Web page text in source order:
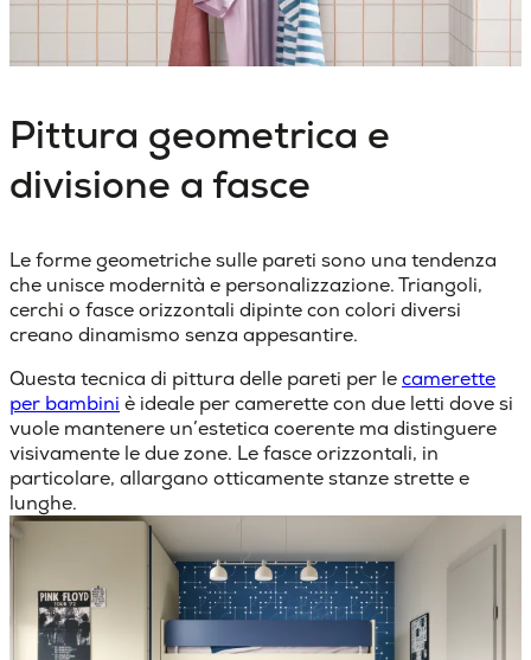
Pittura geometrica e
divisione a fasce
Le forme geometriche sulle pareti sono una tendenza
che unisce modernità e personalizzazione. Triangoli,
cerchi o fasce orizzontali dipinte con colori diversi
creano dinamismo senza appesantire.
Questa tecnica di pittura delle pareti per lecamerette
per bambini è ideale per camerette con due letti dove si
vuole mantenere un’estetica coerente ma distinguere
visivamente le due zone. Le fasce orizzontali, in
particolare, allargano otticamente stanze strette e
lunghe.